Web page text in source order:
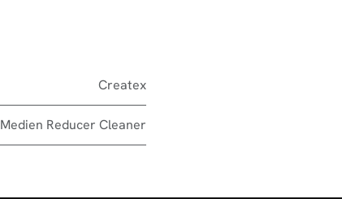
Createx
Medien Reducer Cleaner